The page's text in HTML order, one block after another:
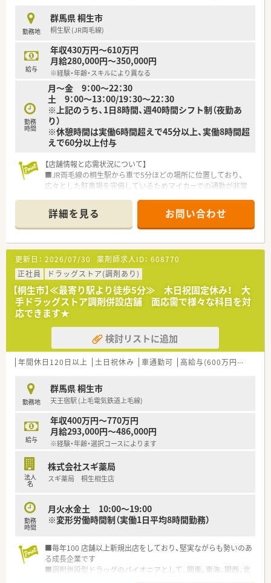
勤務地
群馬県 桐生市
桐生駅 (JR両毛線)
給与
年収430万円～610万円
月給280,000円～350,000円
※経験・年齢・スキルにより異なる
勤務
時間
月～金 9：00～22：30
土 9：00～13：00/19：30～22：30
※上記のうち、1日8時間、週40時間シフト制（夜勤あ
り）
※休憩時間は実働6時間超えで45分以上、実働8時間超
えで60分以上付与
【店舗情報と応需状況について】
■JR両毛線の桐生駅から車で5分ほどの場所に位置しており、
広々とした駐車場を完備しているためマイカーでの通勤が非常
■桐生厚生病院の門前に構えており、内科や外科、小児科など多
岐にわたる総合科目を1日あたり120枚から140枚程度応需して
います。
■薬剤師は常勤5名とパート3名の体制で、事務員も5名在籍して
おり、厚い人員体制で協力しながらスピーディーな対応を行って
います。
【やりがい/おすすめポイント】
■総合病院門前ならではの複雑な処方や重症度の高い患者様へ
の対応を通じて、医療の担い手としての深い達成感を味わうこと
ができます。
■リフレッシュ休暇などの長期休暇制度が整備されており、心身
ともに健やかな状態で長く仕事を続けられる環境が大きなメリ
ットです。
■最新鋭の監査システムや自動薬剤ピッキング装置などの導入
があります。
【こんな方にオススメ】
■年間休日が120日以上あり残業管理も徹底されているため、趣
味や家族との時間を大切にしながら正社員として安定して働き
たい方。
■特定の科目だけでなく、あらゆる診療科目の処方箋を経験する
方。
■福利厚生が手厚く、経営基盤の安定した大手企業グループで腰
【こんな方が活躍中】
■総合病院門前の多忙な環境を活かして幅広い処方箋に触れ、臨
活躍しています。
■産休や育休を経て復帰したママ薬剤師も多く、短時間勤務制度
を利用しながら家庭と仕事を両立させて責任ある業務を担って
詳細を見る お問い合わせ
更新日： 2026/07/30 薬剤師求人ID： 608770
正社員
ドラッグストア(調剤あり)
【桐生市】≪最寄り駅より徒歩5分≫ 木日祝固定休み！ 大
手ドラッグストア調剤併設店舗 面応需で様々な科目を対
応できます★
検討リストに追加
年間休日120日以上 土日祝休み 車通勤可 高給与(600万円以上)
勤務地
群馬県 桐生市
天王宿駅 (上毛電気鉄道上毛線)
給与
年収400万円～770万円
月給293,000円～486,000円
※経験・年齢・選択コースによります
法人
名
株式会社スギ薬局
スギ薬局 桐生相生店
勤務
時間
月火水金土 10:00〜19:00
※変形労働時間制（実働1日平均8時間勤務）
■毎年100 店舗以上新規出店をしており、堅実ながらも勢いのあ
る成長企業です
■調剤併設型ドラッグのパイオニアとして、関東、東海、関西、北